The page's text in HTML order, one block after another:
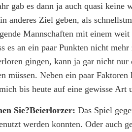
gab es dann ja auch quasi
anderes Ziel geben, als
Mannschaften mit einem
es an ein paar Punkten nicht
gingen, kann ja gar nicht nur
müssen. Neben ein paar
bis heute auf eine gewisse Art
Sie?Beierlorzer: Das Spiel
werden konnten. Oder auch